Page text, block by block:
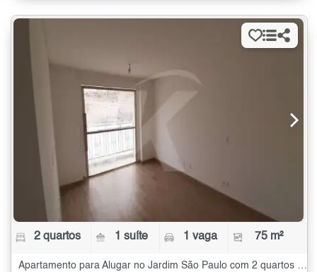
2 quartos 1 suíte 1 vaga 75 m²
Apartamento para Alugar no Jardim São Paulo com 2 quartos - 75 m²